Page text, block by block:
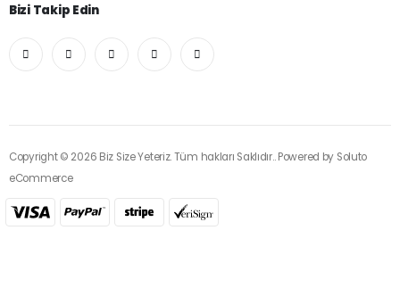
Bizi Takip Edin
Copyright © 2026 Biz Size Yeteriz. Tüm hakları Saklıdır.. Powered by Soluto
eCommerce